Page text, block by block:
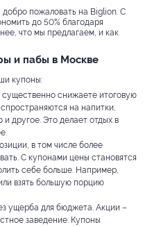
пожаловать на Biglion. С
до 50% благодаря
что мы предлагаем, и как
и пабы в Москве
купоны:
снижаете итоговую
на напитки,
и другое. Это делает отдых в
в том числе более
С купонами цены становятся
себе больше. Например,
взять большую порцию
ущерба для бюджета. Акции –
заведение. Купоны